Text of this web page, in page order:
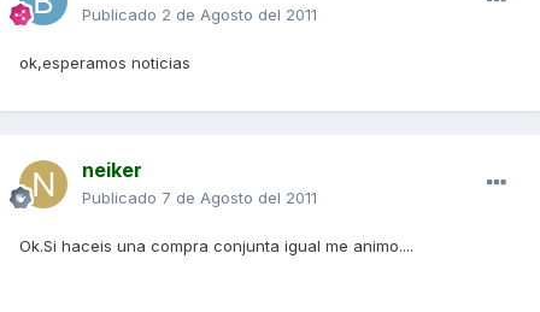
Publicado 2 de Agosto del 2011
ok,esperamos noticias
neiker
Publicado 7 de Agosto del 2011
Ok.Si haceis una compra conjunta igual me animo....